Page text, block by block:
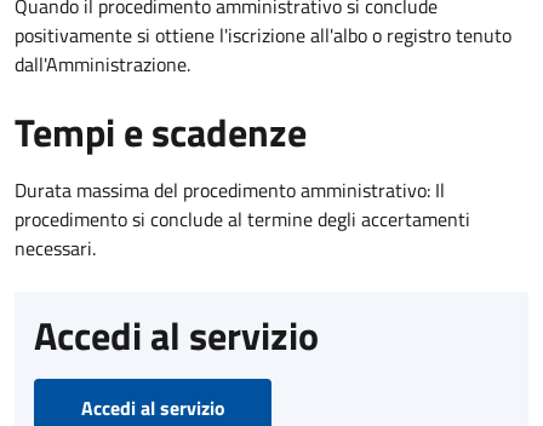
positivamente si ottiene l'iscrizione all'albo o registro tenuto
dall'Amministrazione.
Tempi e scadenze
Durata massima del procedimento amministrativo: Il
procedimento si conclude al termine degli accertamenti
necessari.
Accedi al servizio
Accedi al servizio